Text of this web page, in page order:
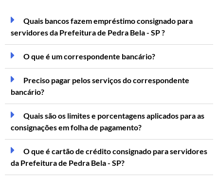
Quais bancos fazem empréstimo consignado para
servidores da Prefeitura de Pedra Bela - SP ?
O que é um correspondente bancário?
Preciso pagar pelos serviços do correspondente
bancário?
Quais são os limites e porcentagens aplicados para as
consignações em folha de pagamento?
O que é cartão de crédito consignado para servidores
da Prefeitura de Pedra Bela - SP?